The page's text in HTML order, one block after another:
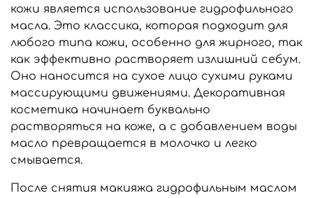
кожи является использование гидрофильного
масла. Это классика, которая подходит для
любого типа кожи, особенно для жирного, так
как эффективно растворяет излишний себум.
Оно наносится на сухое лицо сухими руками
массирующими движениями. Декоративная
косметика начинает буквально
растворяться на коже, а с добавлением воды
масло превращается в молочко и легко
смывается.
После снятия макияжа гидрофильным маслом